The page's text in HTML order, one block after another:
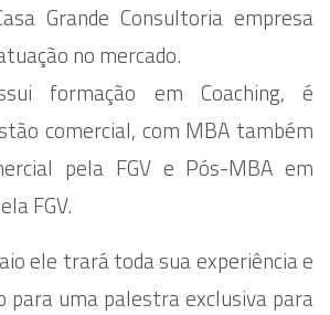
Grande Consultoria empresa
no mercado.
formação em Coaching, é
comercial, com MBA também
pela FGV e Pós-MBA em
FGV.
ele trará toda sua experiência e
para uma palestra exclusiva para